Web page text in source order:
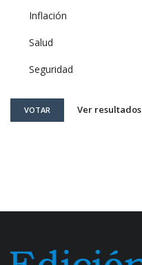
Inflación
Salud
Seguridad
VOTAR Ver resultados